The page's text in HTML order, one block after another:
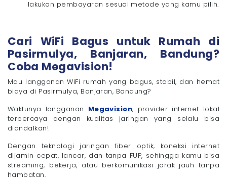
lakukan pembayaran sesuai metode yang kamu pilih.
Cari WiFi Bagus untuk Rumah di
Pasirmulya, Banjaran, Bandung?
Coba Megavision!
Mau langganan WiFi rumah yang bagus, stabil, dan hemat
biaya di Pasirmulya, Banjaran, Bandung?
Waktunya langganan Megavision, provider internet lokal
terpercaya dengan kualitas jaringan yang selalu bisa
diandalkan!
Dengan teknologi jaringan fiber optik, koneksi internet
dijamin cepat, lancar, dan tanpa FUP, sehingga kamu bisa
streaming, bekerja, atau berkomunikasi jarak jauh tanpa
hambatan.